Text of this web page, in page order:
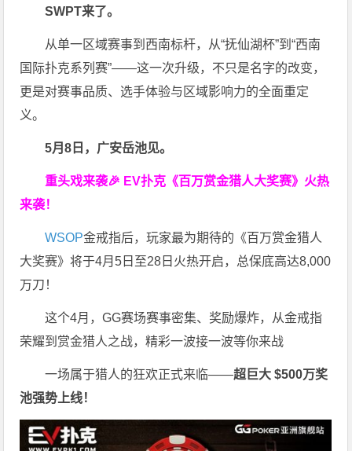
SWPT来了。
从单一区域赛事到西南标杆，从“抚仙湖杯”到“西南
国际扑克系列赛”——这一次升级，不只是名字的改变，
更是对赛事品质、选手体验与区域影响力的全面重定
义。
5月8日，广安岳池见。
重头戏来袭🎉 EV扑克 《百万赏金猎人大奖赛》 火热
来袭！
WSOP金戒指后，玩家最为期待的《百万赏金猎人
大奖赛》将于4月5日至28日火热开启，总保底高达8,000
万刀！
这个4月，GG赛场赛事密集、奖励爆炸，从金戒指
荣耀到赏金猎人之战，精彩一波接一波等你来战
一场属于猎人的狂欢正式来临——超巨大 $500万奖
池强势上线！